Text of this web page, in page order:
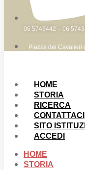
06 5743442 – 06
Piazza dei Cavalieri
HOME
STORIA
RICERCA
CONTATTACI
SITO
ACCEDI
HOME
STORIA